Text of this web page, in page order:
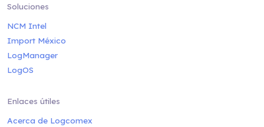
Soluciones
NCM Intel
Import México
LogManager
LogOS
Enlaces útiles
Acerca de Logcomex